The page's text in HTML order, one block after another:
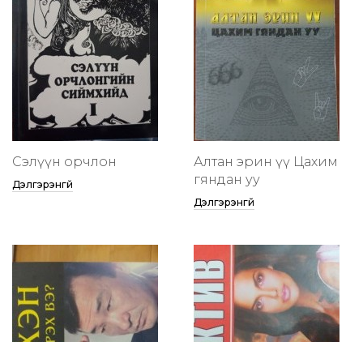
Сэлүүн орчлон
Дэлгэрэнгүй
Алтан эрин үү Цахим
гяндан уу
Дэлгэрэнгүй